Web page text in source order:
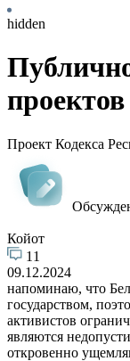
hidden
Проект Кодекса
Койот
11
09.12.2024
напоминаю, что
государством,
активистов
являются
откровенно